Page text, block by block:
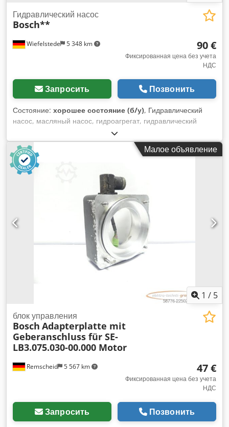
Wiefelstede 5 348 km
Гидравлический насос
Bosch**
90 €
Фиксированная цена без учета
НДС
Запросить Позвонить
Состояние: хорошее состояние (б/у), Гидравлический
насос, масляный насос, гидроагрегат, гидравлический
насос, гидравлическая помпа, электродвигатель, двигатель
постоянного тока, ходовой мотор, приводной мотор
Credpfx Aevwi E Eoh Dsf - Производитель: Bosch,
гидравлический насос - Тип: Фланец/вал: см. фото, квадрат
8 x 17 мм - Количество: в наличии 6 насосов - Цена: за
штуку - Габариты: 100/92/В84 мм - Вес: 2,0 кг
Малое объявление
1 / 5
Remscheid 5 567 km
блок управления
Bosch Adapterplatte mit
Geberanschluss für SE-
LB3.075.030-00.000 Motor
47 €
Фиксированная цена без учета
НДС
Запросить Позвонить